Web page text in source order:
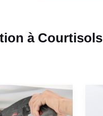
à Courtisols